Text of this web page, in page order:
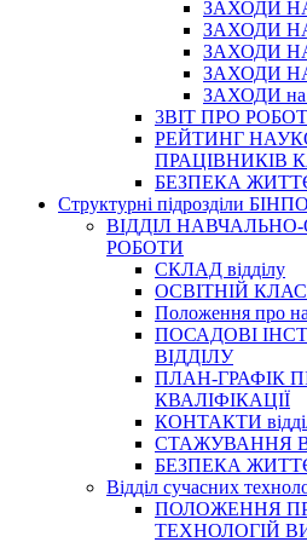
ЗАХОДИ НА
ЗАХОДИ НА
ЗАХОДИ НА
ЗАХОДИ НА
ЗАХОДИ на
3BIT ПРО
РЕЙТИНГ
ПРАЦІВНИКІВ
БЕЗПЕКА
Структурні підрозділи БІНПО
ВІДДІЛ НАВЧАЛЬНО-
РОБОТИ
СКЛАД відділу
ОСВІТНІЙ
Положення про
ПОСАДОВІ
ВІДДІЛУ
ПЛАН-ГРАФІК
КВАЛІФІКАЦІЇ
КОНТАКТИ
СТАЖУВАННЯ
БЕЗПЕКА
Відділ сучасних
ПОЛОЖЕННЯ
ТЕХНОЛОГІЙ